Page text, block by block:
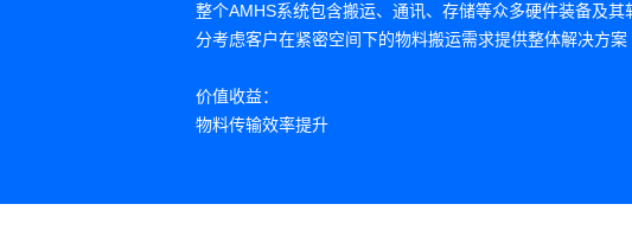
整个AMHS系统包含搬运、通讯、存储等众多硬件装备及
分考虑客户在紧密空间下的物料搬运需求提供整体解决方案
价值收益：
物料传输效率提升